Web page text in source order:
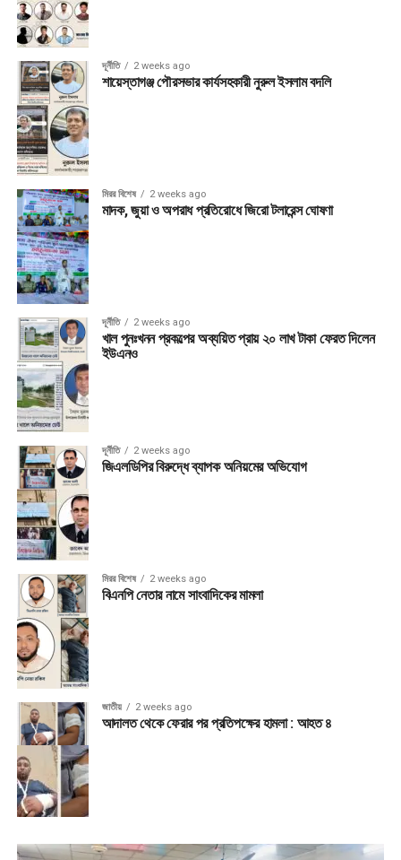
দূর্নীতি 2 weeks ago
শায়েস্তাগঞ্জ পৌরসভার কার্যসহকারী নুরুল ইসলাম বদলি
মিরর বিশেষ 2 weeks ago
মাদক, জুয়া ও অপরাধ প্রতিরোধে জিরো টলারেন্স ঘোষণা
দূর্নীতি 2 weeks ago
খাল পুনঃখনন প্রকল্পের অব্যয়িত প্রায় ২০ লাখ টাকা ফেরত দিলেন
ইউএনও
দূর্নীতি 2 weeks ago
জিএলডিপির বিরুদ্ধে ব্যাপক অনিয়মের অভিযোগ
মিরর বিশেষ 2 weeks ago
বিএনপি নেতার নামে সাংবাদিকের মামলা
জাতীয় 2 weeks ago
আদালত থেকে ফেরার পর প্রতিপক্ষের হামলা : আহত ৪